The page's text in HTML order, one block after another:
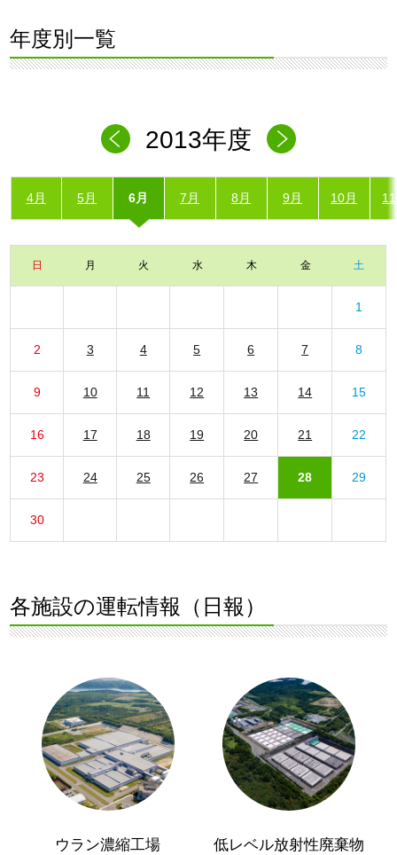
年度別一覧
2013年度
4月 5月 6月 7月 8月 9月 10月
日 月 火 水 木 金 土
1
2 3 4 5 6 7 8
9 10 11 12 13 14 15
16 17 18 19 20 21 22
23 24 25 26 27 28 29
30
各施設の運転情報（日報）
ウラン濃縮工場
低レベル放射性廃棄物